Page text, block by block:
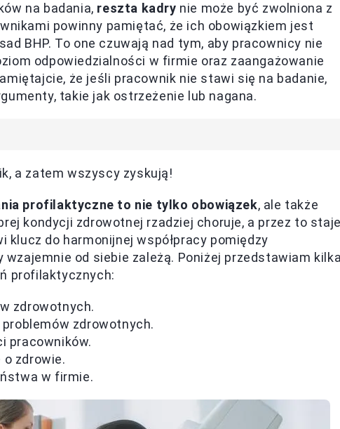
na badania, reszta kadry nie może być zwolniona z
powinny pamiętać, że ich obowiązkiem jest
BHP. To one czuwają nad tym, aby pracownicy nie
odpowiedzialności w firmie oraz zaangażowanie
że jeśli pracownik nie stawi się na badanie,
takie jak ostrzeżenie lub nagana.
a zatem wszyscy zyskują!
profilaktyczne to nie tylko obowiązek, ale także
kondycji zdrowotnej rzadziej choruje, a przez to
klucz do harmonijnej współpracy pomiędzy
od siebie zależą. Poniżej przedstawiam
profilaktycznych:
zdrowotnych.
zdrowotnych.
pracowników.
zdrowie.
w firmie.